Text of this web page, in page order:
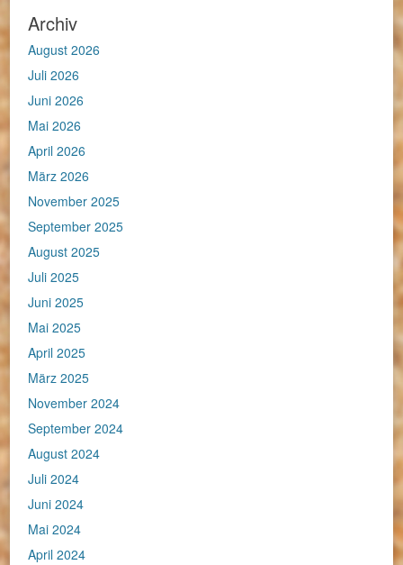
Archiv
August 2026
Juli 2026
Juni 2026
Mai 2026
April 2026
März 2026
November 2025
September 2025
August 2025
Juli 2025
Juni 2025
Mai 2025
April 2025
März 2025
November 2024
September 2024
August 2024
Juli 2024
Juni 2024
Mai 2024
April 2024